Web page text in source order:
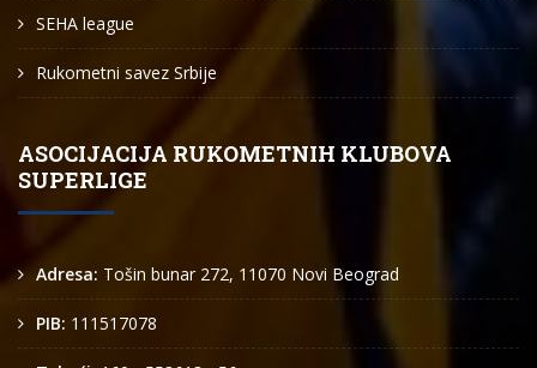
SEHA league
Rukometni savez Srbije
ASOCIJACIJA RUKOMETNIH KLUBOVA
SUPERLIGE
Adresa: Tošin bunar 272, 11070 Novi Beograd
PIB: 111517078